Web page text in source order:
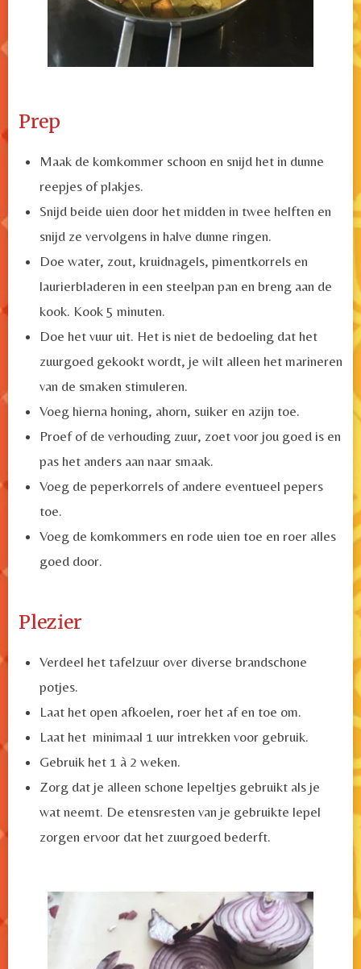
Prep
Maak de komkommer schoon en snijd het in dunne
reepjes of plakjes.
Snijd beide uien door het midden in twee helften en
snijd ze vervolgens in halve dunne ringen.
Doe water, zout, kruidnagels, pimentkorrels en
laurierbladeren in een steelpan pan en breng aan de
kook. Kook 5 minuten.
Doe het vuur uit. Het is niet de bedoeling dat het
zuurgoed gekookt wordt, je wilt alleen het marineren
van de smaken stimuleren.
Voeg hierna honing, ahorn, suiker en azijn toe.
Proef of de verhouding zuur, zoet voor jou goed is en
pas het anders aan naar smaak.
Voeg de peperkorrels of andere eventueel pepers
toe.
Voeg de komkommers en rode uien toe en roer alles
goed door.
Plezier
Verdeel het tafelzuur over diverse brandschone
potjes.
Laat het open afkoelen, roer het af en toe om.
Laat het minimaal 1 uur intrekken voor gebruik.
Gebruik het 1 à 2 weken.
Zorg dat je alleen schone lepeltjes gebruikt als je
wat neemt. De etensresten van je gebruikte lepel
zorgen ervoor dat het zuurgoed bederft.